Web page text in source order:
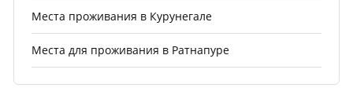
Места проживания в Курунегале
Места для проживания в Ратнапуре